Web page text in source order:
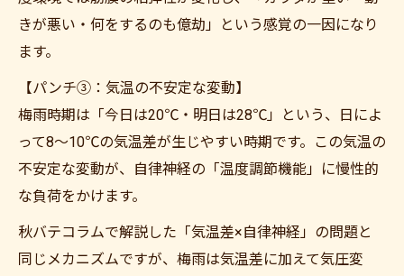
きが悪い・何をするのも億劫」という感覚の一因になり
ます。
【パンチ③：気温の不安定な変動】
梅雨時期は「今日は20℃・明日は28℃」という、日によ
って8〜10℃の気温差が生じやすい時期です。この気温の
不安定な変動が、自律神経の「温度調節機能」に慢性的
な負荷をかけます。
秋バテコラムで解説した「気温差×自律神経」の問題と
同じメカニズムですが、梅雨は気温差に加えて気圧変